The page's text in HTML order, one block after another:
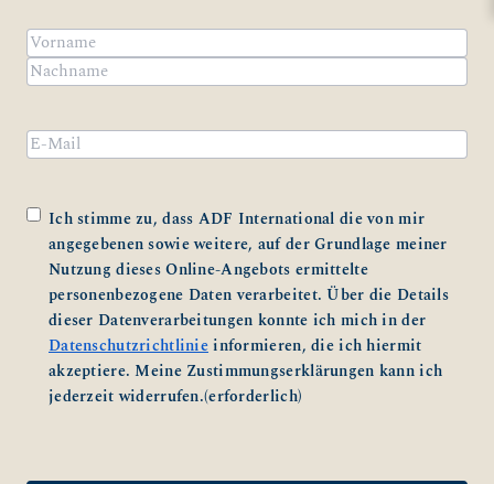
Name(erforderlich)
Vorname
Zustimmung(erforderlich)
Ich stimme zu, dass ADF International die von mir
angegebenen sowie weitere, auf der Grundlage meiner
Nutzung dieses Online-Angebots ermittelte
personenbezogene Daten verarbeitet. Über die Details
dieser Datenverarbeitungen konnte ich mich in der
Datenschutzrichtlinieinformieren, die ich hiermit
akzeptiere. Meine Zustimmungserklärungen kann ich
jederzeit widerrufen.(erforderlich)